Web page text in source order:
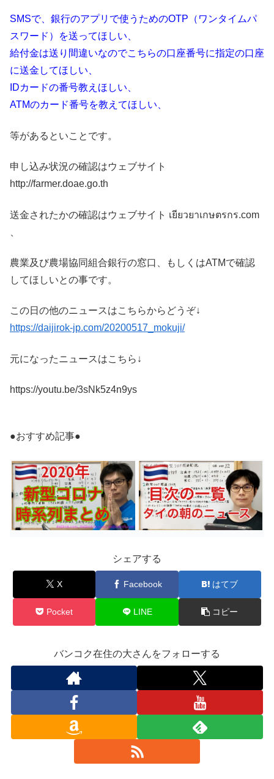
SMSで、銀行のアプリで使うためのOTP（ワンタイムパ
スワード）を送ってほしい、
給付金は送り間違いなのでこちらの口座番号に指定の口座
に送金してほしい、
IDカードの番号教えほしい、
ATMのカード番号を教えてほしい、
等があるといことです。
申し込み状況の確認はウェブサイト
http://farmer.doae.go.th
送金されたかの確認はウェブサイト เยียวยาเกษตรกร.com
農業及び農場協同組合銀行の窓口、もしくはATMで確認
してほしいとの事です。
この日の他のニュースはこちらからどうぞ↓
https://daijirok-jp.com/20200517_mokuji/
元になったニュースはこちら↓
https://youtu.be/3sNk5z4n9ys
●おすすめ記事●
シェアする
X Facebook はてブ
Pocket LINE コピー
バンコク在住の大さんをフォローする